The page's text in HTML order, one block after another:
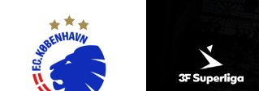
hovedindhold